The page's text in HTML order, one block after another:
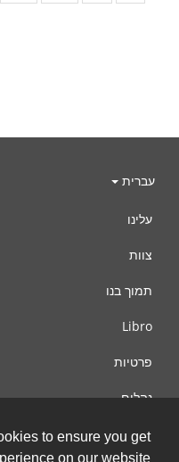
to ensure you get
on our website.
עברית
עלינו
צוות
תמוך בנו
Libro
פרטיות
נהלים
צור קשר